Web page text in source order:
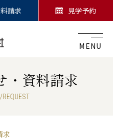
請求 見学予約
MENU
・資料請求
REQUEST
求